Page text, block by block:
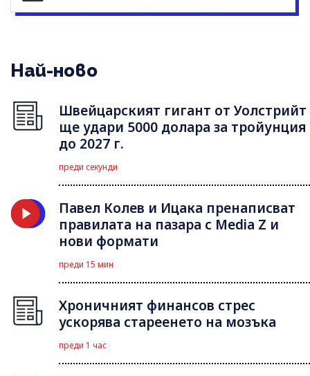
Най-ново
Швейцарският гигант от Уолстрийт
ще удари 5000 долара за тройунция
до 2027 г.
преди секунди
Павел Колев и Ицака пренаписват
правилата на пазара с Media Z и
нови формати
преди 15 мин
Хроничният финансов стрес
ускорява стареенето на мозъка
преди 1 час